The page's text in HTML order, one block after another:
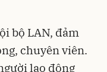
bộ LAN, đảm
chuyên viên.
lao động